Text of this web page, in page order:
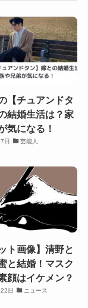
【チュアンドタ
結婚生活は？家
気になる！
日 芸能人
ト画像】清野と
と結婚！マスク
顔はイケメン？
日 ニュース